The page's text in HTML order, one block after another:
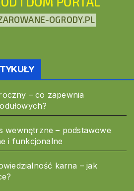
– co zapewnia
wewnętrzne – podstawowe
i funkcjonalne
karna – jak